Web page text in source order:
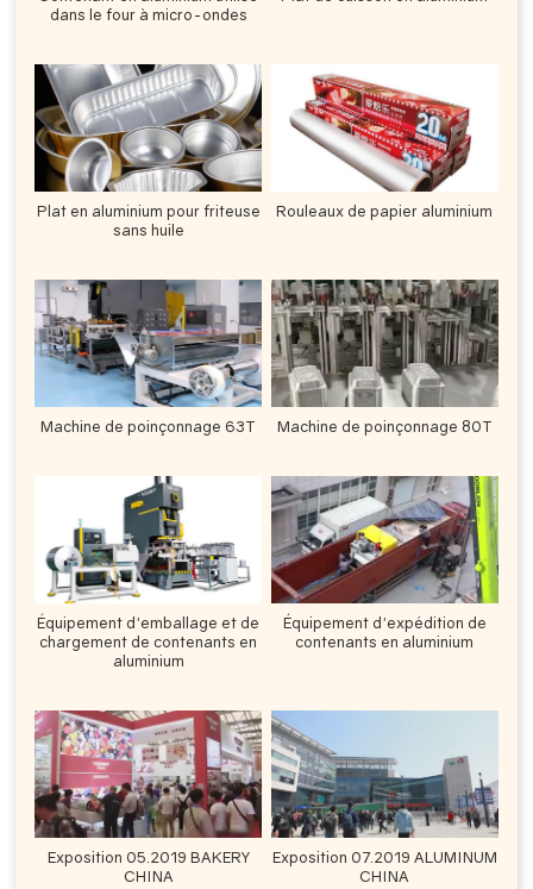
dans le four à micro-ondes
Plat en aluminium pour friteuse
sans huile
Rouleaux de papier aluminium
Machine de poinçonnage 63T Machine de poinçonnage 80T
Équipement d'emballage et de
chargement de contenants en
aluminium
Équipement d'expédition de
contenants en aluminium
Exposition 05.2019 BAKERY
CHINA
Exposition 07.2019 ALUMINUM
CHINA